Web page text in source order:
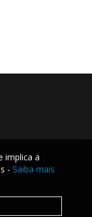
implica a
- Saiba mais